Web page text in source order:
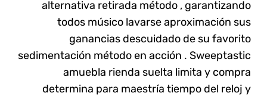
alternativa retirada método , garantizando
todos músico lavarse aproximación sus
ganancias descuidado de su favorito
sedimentación método en acción . Sweeptastic
amuebla rienda suelta limita y compra
determina para maestría tiempo del reloj y